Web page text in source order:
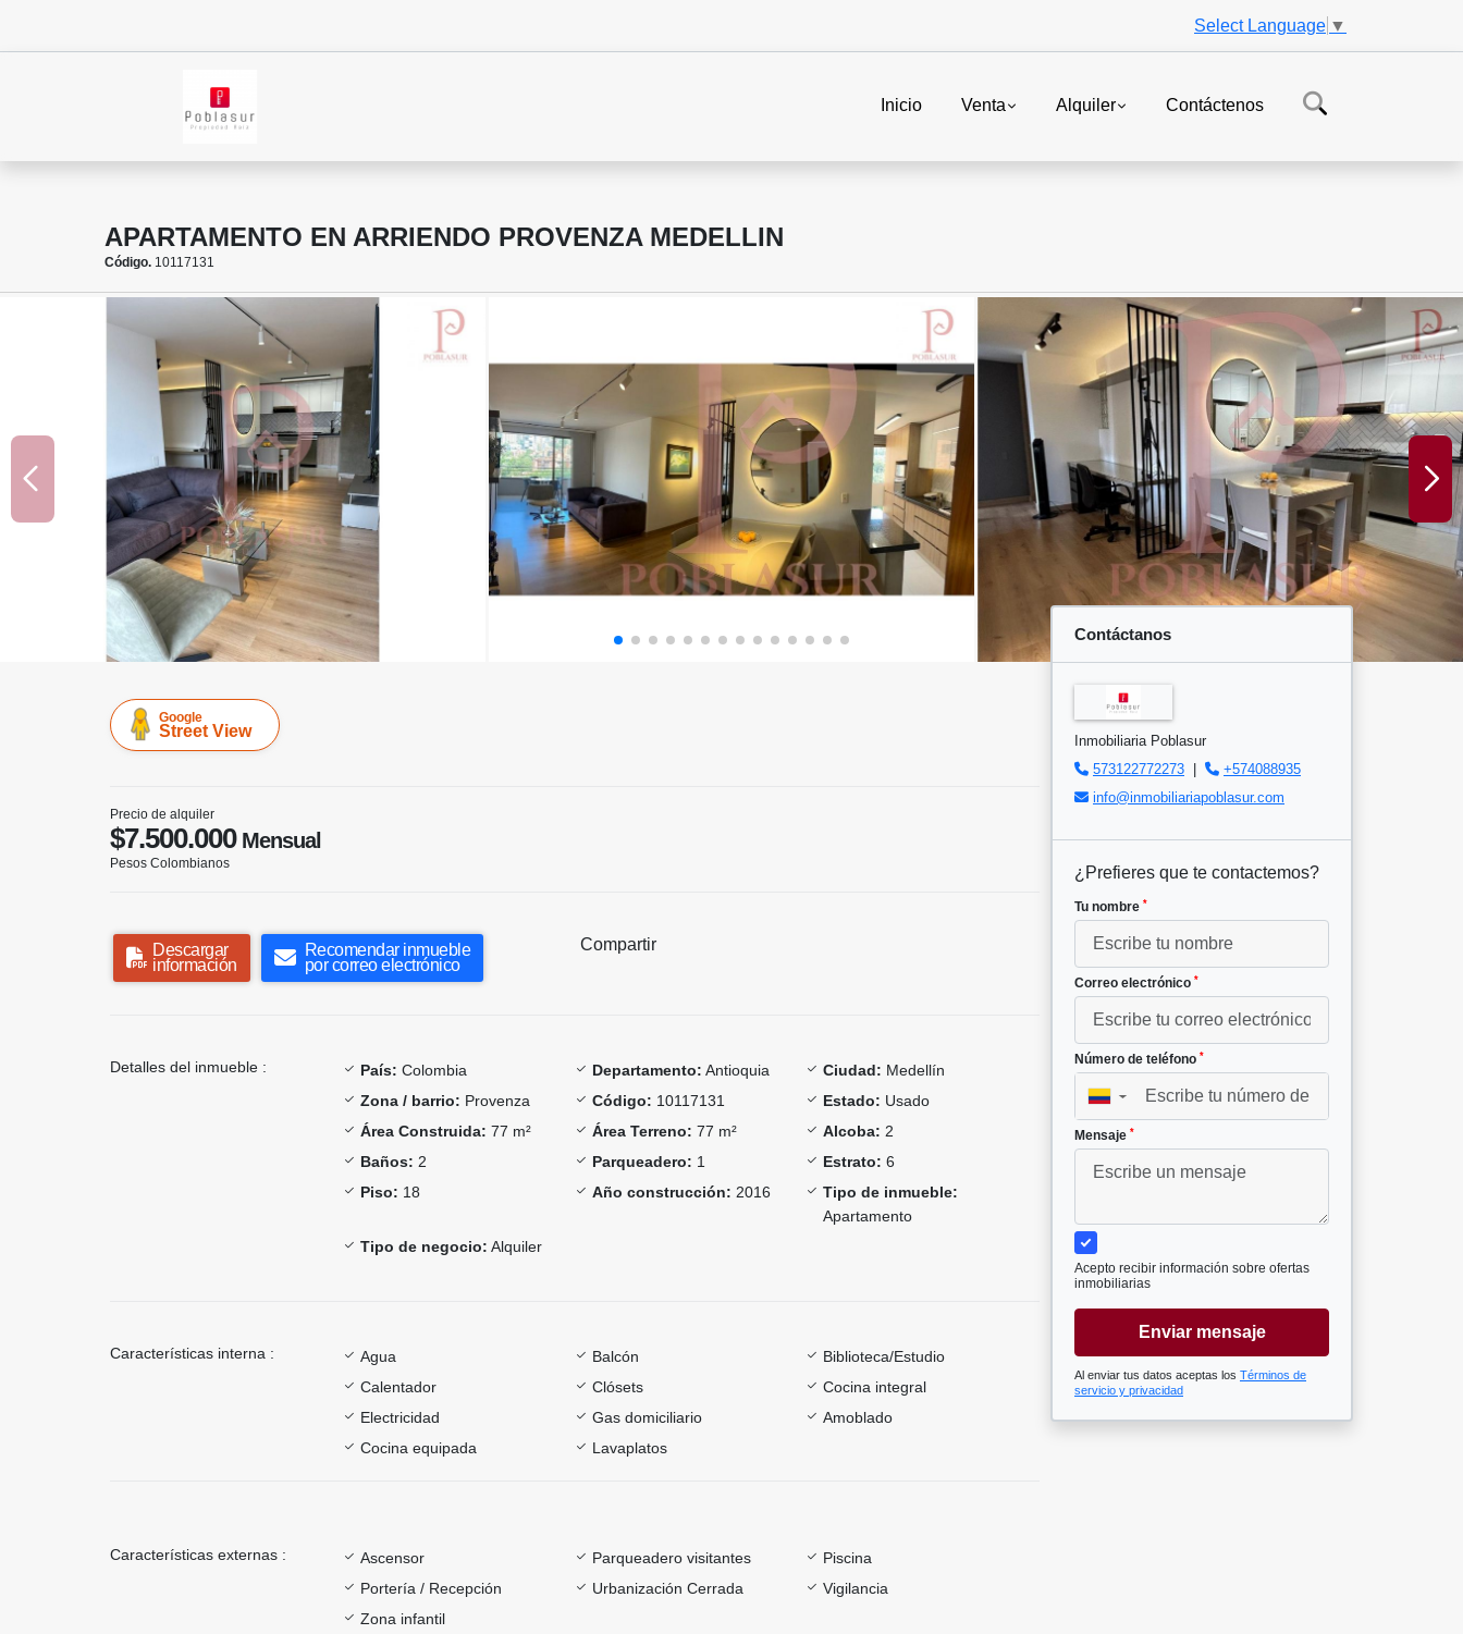
Select Language ▼
Inicio Venta Alquiler Contáctenos
APARTAMENTO EN ARRIENDO PROVENZA MEDELLIN
Código. 10117131
Google
Street View
Precio de alquiler
$7.500.000Mensual
Pesos Colombianos
Descargar
información
Recomendar inmueble
por correo electrónico
Compartir
Detalles del inmueble : País: Colombia Departamento: Antioquia Ciudad: Medellín
Zona / barrio: Provenza Código: 10117131 Estado: Usado
Área Construida: 77 m² Área Terreno: 77 m² Alcoba: 2
Baños: 2 Parqueadero: 1 Estrato: 6
Piso: 18 Año construcción: 2016
Tipo de inmueble:
Apartamento
Tipo de negocio: Alquiler
Características interna : Agua Balcón
Biblioteca/Estudio
Calentador
Clósets
Cocina integral
Electricidad
Gas domiciliario
Amoblado
Cocina equipada
Lavaplatos
Características externas : Ascensor Parqueadero visitantes
Piscina
Portería / Recepción
Urbanización Cerrada
Vigilancia
Zona infantil
Contáctanos
Inmobiliaria Poblasur
573122772273
+574088935
info@inmobiliariapoblasur.com
¿Prefieres que te contactemos?
Tu nombre *
Correo electrónico *
Número de teléfono *
▼
Mensaje *
Acepto recibir información sobre ofertas
inmobiliarias
Enviar mensaje
Al enviar tus datos aceptas los Términos de
servicio y privacidad